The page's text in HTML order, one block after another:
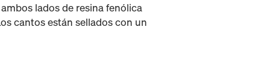
lados de resina fenólica
cantos están sellados con un